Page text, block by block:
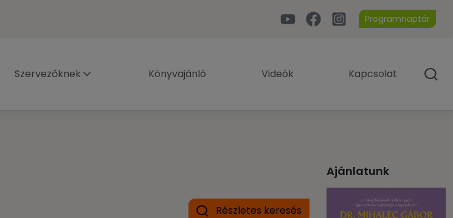
Programnaptár
Szervezőknek Könyvajánló Videók Kapcsolat
Részletes keresés
Ajánlatunk